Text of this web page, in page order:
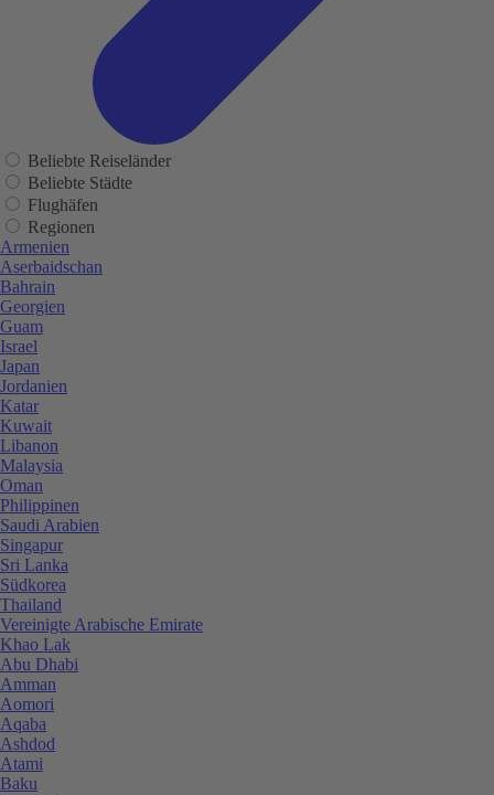
Beliebte Reiseländer
Beliebte Städte
Flughäfen
Regionen
Armenien
Aserbaidschan
Bahrain
Georgien
Guam
Israel
Japan
Jordanien
Katar
Kuwait
Libanon
Malaysia
Oman
Philippinen
Saudi Arabien
Singapur
Sri Lanka
Südkorea
Thailand
Vereinigte Arabische Emirate
Khao Lak
Abu Dhabi
Amman
Aomori
Aqaba
Ashdod
Atami
Baku